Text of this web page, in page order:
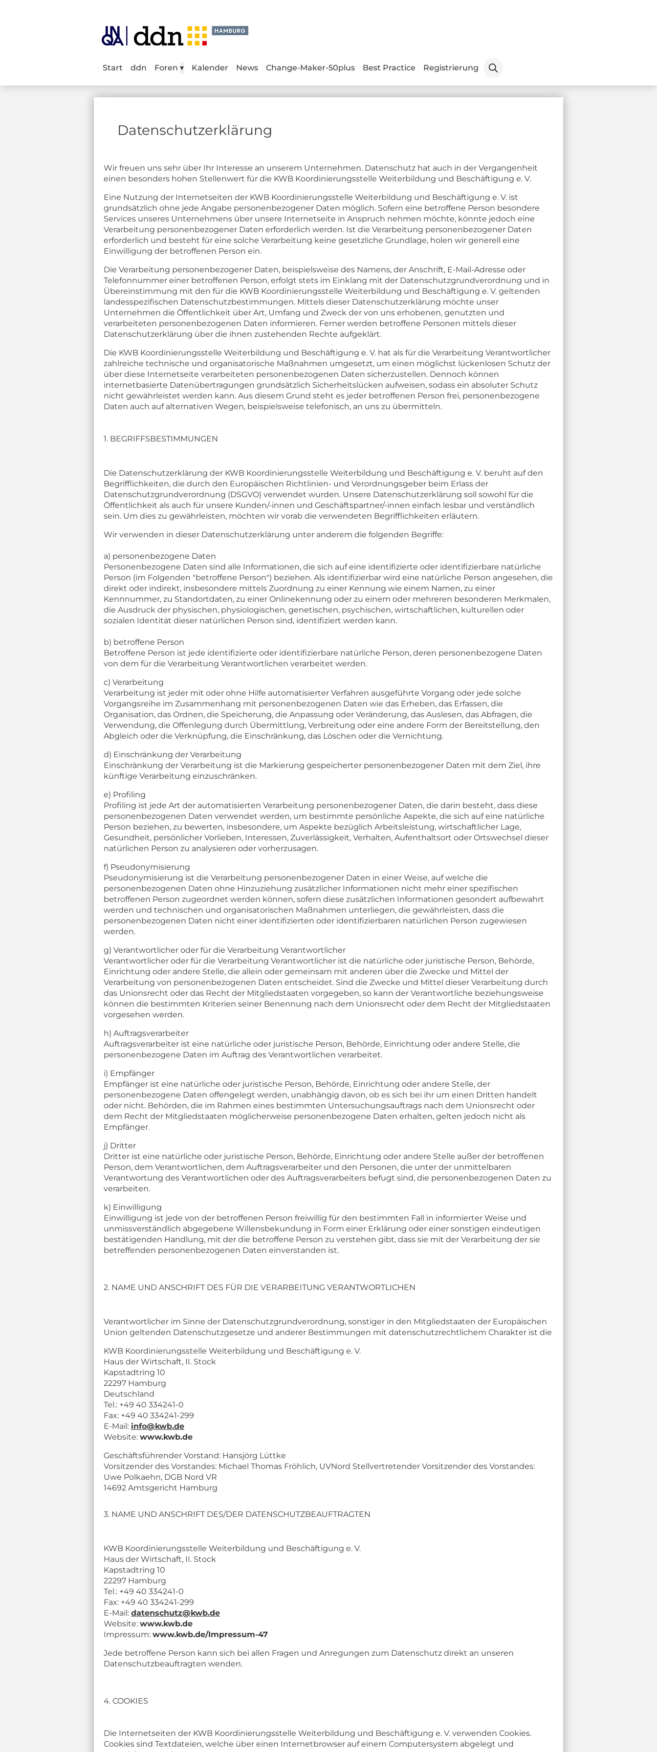
Start ddn Foren ▾ Kalender News Change-Maker-50plus Best Practice Registrierung
Senden
Datenschutzerklärung
Wir freuen uns sehr über Ihr Interesse an unserem Unternehmen. Datenschutz hat auch in der Vergangenheit
einen besonders hohen Stellenwert für die KWB Koordinierungsstelle Weiterbildung und Beschäftigung e. V.
Eine Nutzung der Internetseiten der KWB Koordinierungsstelle Weiterbildung und Beschäftigung e. V. ist
grundsätzlich ohne jede Angabe personenbezogener Daten möglich. Sofern eine betroffene Person besondere
Services unseres Unternehmens über unsere Internetseite in Anspruch nehmen möchte, könnte jedoch eine
Verarbeitung personenbezogener Daten erforderlich werden. Ist die Verarbeitung personenbezogener Daten
erforderlich und besteht für eine solche Verarbeitung keine gesetzliche Grundlage, holen wir generell eine
Einwilligung der betroffenen Person ein.
Die Verarbeitung personenbezogener Daten, beispielsweise des Namens, der Anschrift, E-Mail-Adresse oder
Telefonnummer einer betroffenen Person, erfolgt stets im Einklang mit der Datenschutzgrundverordnung und in
Übereinstimmung mit den für die KWB Koordinierungsstelle Weiterbildung und Beschäftigung e. V. geltenden
landesspezifischen Datenschutzbestimmungen. Mittels dieser Datenschutzerklärung möchte unser
Unternehmen die Öffentlichkeit über Art, Umfang und Zweck der von uns erhobenen, genutzten und
verarbeiteten personenbezogenen Daten informieren. Ferner werden betroffene Personen mittels dieser
Datenschutzerklärung über die ihnen zustehenden Rechte aufgeklärt.
Die KWB Koordinierungsstelle Weiterbildung und Beschäftigung e. V. hat als für die Verarbeitung Verantwortlicher
zahlreiche technische und organisatorische Maßnahmen umgesetzt, um einen möglichst lückenlosen Schutz der
über diese Internetseite verarbeiteten personenbezogenen Daten sicherzustellen. Dennoch können
internetbasierte Datenübertragungen grundsätzlich Sicherheitslücken aufweisen, sodass ein absoluter Schutz
nicht gewährleistet werden kann. Aus diesem Grund steht es jeder betroffenen Person frei, personenbezogene
Daten auch auf alternativen Wegen, beispielsweise telefonisch, an uns zu übermitteln.
1. BEGRIFFSBESTIMMUNGEN
Die Datenschutzerklärung der KWB Koordinierungsstelle Weiterbildung und Beschäftigung e. V. beruht auf den
Begrifflichkeiten, die durch den Europäischen Richtlinien- und Verordnungsgeber beim Erlass der
Datenschutzgrundverordnung (DSGVO) verwendet wurden. Unsere Datenschutzerklärung soll sowohl für die
Öffentlichkeit als auch für unsere Kunden/-innen und Geschäftspartner/-innen einfach lesbar und verständlich
sein. Um dies zu gewährleisten, möchten wir vorab die verwendeten Begrifflichkeiten erläutern.
Wir verwenden in dieser Datenschutzerklärung unter anderem die folgenden Begriffe:
a) personenbezogene Daten
Personenbezogene Daten sind alle Informationen, die sich auf eine identifizierte oder identifizierbare natürliche
Person (im Folgenden "betroffene Person") beziehen. Als identifizierbar wird eine natürliche Person angesehen, die
direkt oder indirekt, insbesondere mittels Zuordnung zu einer Kennung wie einem Namen, zu einer
Kennnummer, zu Standortdaten, zu einer Onlinekennung oder zu einem oder mehreren besonderen Merkmalen,
die Ausdruck der physischen, physiologischen, genetischen, psychischen, wirtschaftlichen, kulturellen oder
sozialen Identität dieser natürlichen Person sind, identifiziert werden kann.
b) betroffene Person
Betroffene Person ist jede identifizierte oder identifizierbare natürliche Person, deren personenbezogene Daten
von dem für die Verarbeitung Verantwortlichen verarbeitet werden.
c) Verarbeitung
Verarbeitung ist jeder mit oder ohne Hilfe automatisierter Verfahren ausgeführte Vorgang oder jede solche
Vorgangsreihe im Zusammenhang mit personenbezogenen Daten wie das Erheben, das Erfassen, die
Organisation, das Ordnen, die Speicherung, die Anpassung oder Veränderung, das Auslesen, das Abfragen, die
Verwendung, die Offenlegung durch Übermittlung, Verbreitung oder eine andere Form der Bereitstellung, den
Abgleich oder die Verknüpfung, die Einschränkung, das Löschen oder die Vernichtung.
d) Einschränkung der Verarbeitung
Einschränkung der Verarbeitung ist die Markierung gespeicherter personenbezogener Daten mit dem Ziel, ihre
künftige Verarbeitung einzuschränken.
e) Profiling
Profiling ist jede Art der automatisierten Verarbeitung personenbezogener Daten, die darin besteht, dass diese
personenbezogenen Daten verwendet werden, um bestimmte persönliche Aspekte, die sich auf eine natürliche
Person beziehen, zu bewerten, insbesondere, um Aspekte bezüglich Arbeitsleistung, wirtschaftlicher Lage,
Gesundheit, persönlicher Vorlieben, Interessen, Zuverlässigkeit, Verhalten, Aufenthaltsort oder Ortswechsel dieser
natürlichen Person zu analysieren oder vorherzusagen.
f) Pseudonymisierung
Pseudonymisierung ist die Verarbeitung personenbezogener Daten in einer Weise, auf welche die
personenbezogenen Daten ohne Hinzuziehung zusätzlicher Informationen nicht mehr einer spezifischen
betroffenen Person zugeordnet werden können, sofern diese zusätzlichen Informationen gesondert aufbewahrt
werden und technischen und organisatorischen Maßnahmen unterliegen, die gewährleisten, dass die
personenbezogenen Daten nicht einer identifizierten oder identifizierbaren natürlichen Person zugewiesen
werden.
g) Verantwortlicher oder für die Verarbeitung Verantwortlicher
Verantwortlicher oder für die Verarbeitung Verantwortlicher ist die natürliche oder juristische Person, Behörde,
Einrichtung oder andere Stelle, die allein oder gemeinsam mit anderen über die Zwecke und Mittel der
Verarbeitung von personenbezogenen Daten entscheidet. Sind die Zwecke und Mittel dieser Verarbeitung durch
das Unionsrecht oder das Recht der Mitgliedstaaten vorgegeben, so kann der Verantwortliche beziehungsweise
können die bestimmten Kriterien seiner Benennung nach dem Unionsrecht oder dem Recht der Mitgliedstaaten
vorgesehen werden.
h) Auftragsverarbeiter
Auftragsverarbeiter ist eine natürliche oder juristische Person, Behörde, Einrichtung oder andere Stelle, die
personenbezogene Daten im Auftrag des Verantwortlichen verarbeitet.
i) Empfänger
Empfänger ist eine natürliche oder juristische Person, Behörde, Einrichtung oder andere Stelle, der
personenbezogene Daten offengelegt werden, unabhängig davon, ob es sich bei ihr um einen Dritten handelt
oder nicht. Behörden, die im Rahmen eines bestimmten Untersuchungsauftrags nach dem Unionsrecht oder
dem Recht der Mitgliedstaaten möglicherweise personenbezogene Daten erhalten, gelten jedoch nicht als
Empfänger.
j) Dritter
Dritter ist eine natürliche oder juristische Person, Behörde, Einrichtung oder andere Stelle außer der betroffenen
Person, dem Verantwortlichen, dem Auftragsverarbeiter und den Personen, die unter der unmittelbaren
Verantwortung des Verantwortlichen oder des Auftragsverarbeiters befugt sind, die personenbezogenen Daten zu
verarbeiten.
k) Einwilligung
Einwilligung ist jede von der betroffenen Person freiwillig für den bestimmten Fall in informierter Weise und
unmissverständlich abgegebene Willensbekundung in Form einer Erklärung oder einer sonstigen eindeutigen
bestätigenden Handlung, mit der die betroffene Person zu verstehen gibt, dass sie mit der Verarbeitung der sie
betreffenden personenbezogenen Daten einverstanden ist.
2. NAME UND ANSCHRIFT DES FÜR DIE VERARBEITUNG VERANTWORTLICHEN
Verantwortlicher im Sinne der Datenschutzgrundverordnung, sonstiger in den Mitgliedstaaten der Europäischen
Union geltenden Datenschutzgesetze und anderer Bestimmungen mit datenschutzrechtlichem Charakter ist die
KWB Koordinierungsstelle Weiterbildung und Beschäftigung e. V.
Haus der Wirtschaft, II. Stock
Kapstadtring 10
22297 Hamburg
Deutschland
Tel.: +49 40 334241-0
Fax: +49 40 334241-299
E-Mail: info@kwb.de
Website: www.kwb.de
Geschäftsführender Vorstand: Hansjörg Lüttke
Vorsitzender des Vorstandes: Michael Thomas Fröhlich, UVNord Stellvertretender Vorsitzender des Vorstandes:
Uwe Polkaehn, DGB Nord VR
14692 Amtsgericht Hamburg
3. NAME UND ANSCHRIFT DES/DER DATENSCHUTZBEAUFTRAGTEN
KWB Koordinierungsstelle Weiterbildung und Beschäftigung e. V.
Haus der Wirtschaft, II. Stock
Kapstadtring 10
22297 Hamburg
Tel.: +49 40 334241-0
Fax: +49 40 334241-299
E-Mail: datenschutz@kwb.de
Website: www.kwb.de
Impressum: www.kwb.de/Impressum-47
Jede betroffene Person kann sich bei allen Fragen und Anregungen zum Datenschutz direkt an unseren
Datenschutzbeauftragten wenden.
4. COOKIES
Die Internetseiten der KWB Koordinierungsstelle Weiterbildung und Beschäftigung e. V. verwenden Cookies.
Cookies sind Textdateien, welche über einen Internetbrowser auf einem Computersystem abgelegt und